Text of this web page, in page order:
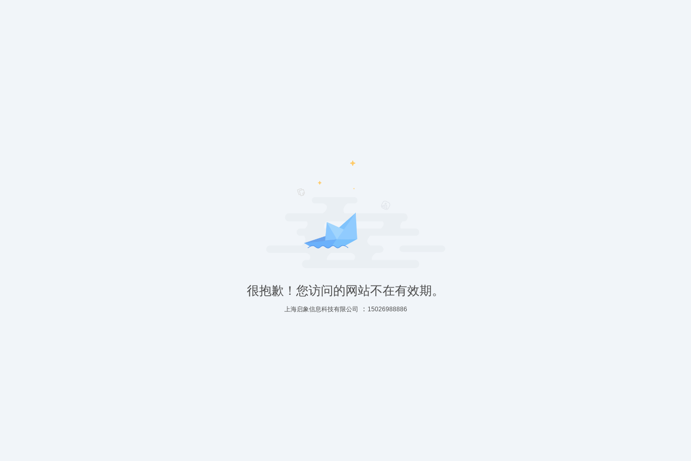
很抱歉！您访问的网站不在有效期。
上海启象信息科技有限公司 ： 15026988886